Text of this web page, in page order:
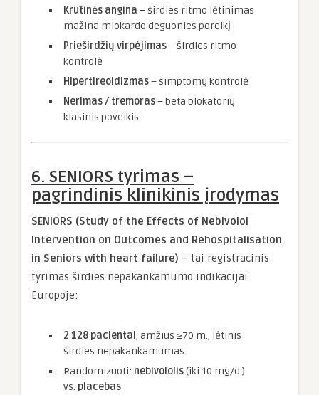
Krūtinės angina – širdies ritmo lėtinimas
mažina miokardo deguonies poreikį
Prieširdžių virpėjimas– širdies ritmo
kontrolė
Hipertireoidizmas– simptomų kontrolė
Nerimas / tremoras– beta blokatorių
klasinis poveikis
6. SENIORS tyrimas –
pagrindinis klinikinis įrodymas
SENIORS (Study of the Effects of Nebivolol
Intervention on Outcomes and Rehospitalisation
in Seniors with heart failure) – tai registracinis
tyrimas širdies nepakankamumo indikacijai
Europoje:
2 128 pacientai, amžius ≥70 m., lėtinis
širdies nepakankamumas
Randomizuoti: nebivololis(iki 10 mg/d.)
vs. placebas